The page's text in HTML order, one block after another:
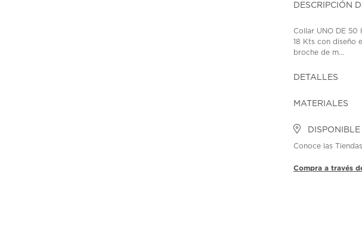
DESCRIPCIÓN
Collar UNO DE
18 Kts con diseño
broche de m...
DETALLES
MATERIALES
Conoce las
Compra a través